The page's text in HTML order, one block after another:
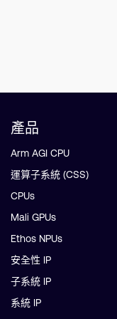
產品
Arm AGI CPU
運算子系統 (CSS)
CPUs
Mali GPUs
Ethos NPUs
安全性 IP
子系統 IP
系統 IP